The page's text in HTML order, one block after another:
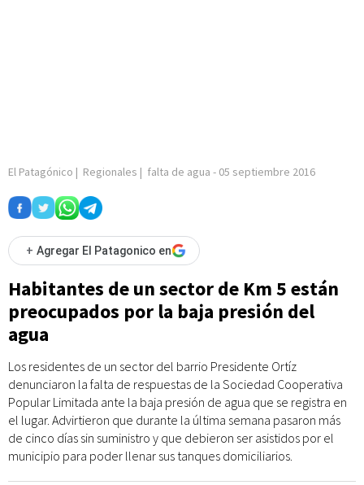
El Patagónico | Regionales | falta de agua - 05 septiembre 2016
+ Agregar El Patagonico en
Habitantes de un sector de Km 5 están
preocupados por la baja presión del
agua
Los residentes de un sector del barrio Presidente Ortíz
denunciaron la falta de respuestas de la Sociedad Cooperativa
Popular Limitada ante la baja presión de agua que se registra en
el lugar. Advirtieron que durante la última semana pasaron más
de cinco días sin suministro y que debieron ser asistidos por el
municipio para poder llenar sus tanques domiciliarios.